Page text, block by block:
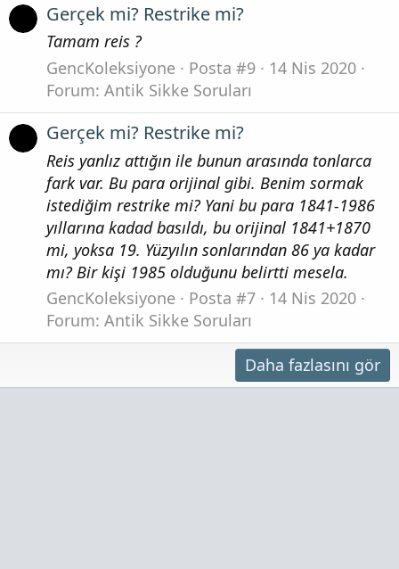
Gerçek mi? Restrike mi?
Tamam reis ?
GencKoleksiyone
Posta #9
14 Nis 2020
Forum: Antik Sikke Soruları
Gerçek mi? Restrike mi?
Reis yanlız attığın ile bunun arasında tonlarca
fark var. Bu para orijinal gibi. Benim sormak
istediğim restrike mi? Yani bu para 1841-1986
yıllarına kadad basıldı, bu orijinal 1841+1870
mi, yoksa 19. Yüzyılın sonlarından 86 ya kadar
mı? Bir kişi 1985 olduğunu belirtti mesela.
GencKoleksiyone
Posta #7
14 Nis 2020
Forum: Antik Sikke Soruları
Daha fazlasını gör